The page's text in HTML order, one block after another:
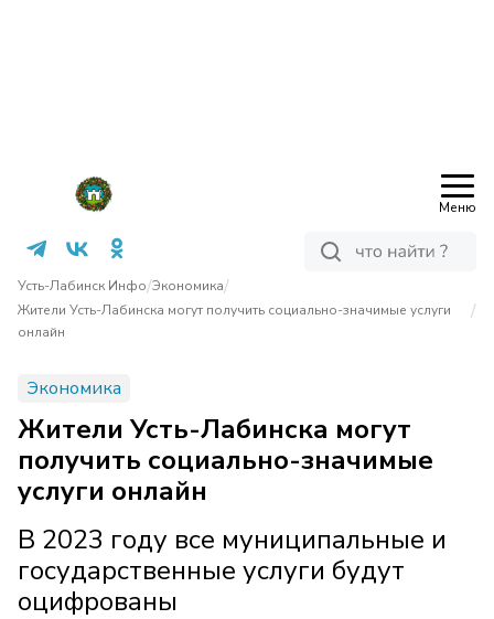
Меню
Усть-Лабинск Инфо/Экономика/
Жители Усть-Лабинска могут получить социально-значимые услуги
онлайн
/
Экономика
Жители Усть-Лабинска могут
получить социально-значимые
услуги онлайн
В 2023 году все муниципальные и
государственные услуги будут
оцифрованы